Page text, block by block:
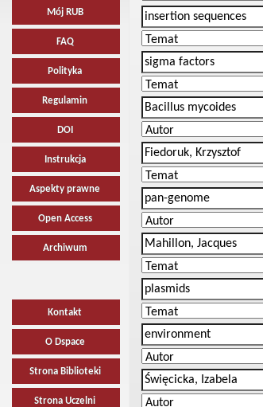
Mój RUB
FAQ
Polityka
Regulamin
DOI
Instrukcja
Aspekty prawne
Open Access
Archiwum
Kontakt
O Dspace
Strona Biblioteki
Strona Uczelni